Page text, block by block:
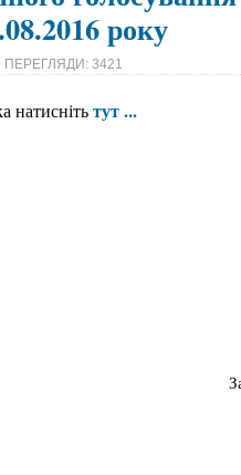
року
ПЕРЕГЛЯДИ: 3421
натиснітьтут ...